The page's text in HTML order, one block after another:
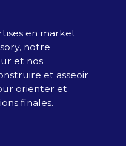
en market
notre
et nos
et asseoir​
orienter et
finales.